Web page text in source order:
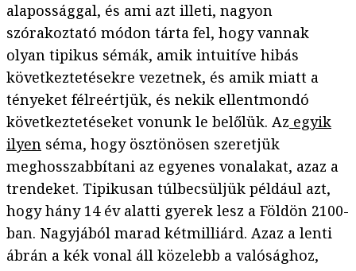
alapossággal, és ami azt illeti, nagyon
szórakoztató módon tárta fel, hogy vannak
olyan tipikus sémák, amik intuitíve hibás
következtetésekre vezetnek, és amik miatt a
tényeket félreértjük, és nekik ellentmondó
következtetéseket vonunk le belőlük. Az egyik
ilyen séma, hogy ösztönösen szeretjük
meghosszabbítani az egyenes vonalakat, azaz a
trendeket. Tipikusan túlbecsüljük például azt,
hogy hány 14 év alatti gyerek lesz a Földön 2100-
ban. Nagyjából marad kétmilliárd. Azaz a lenti
ábrán a kék vonal áll közelebb a valósághoz,